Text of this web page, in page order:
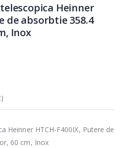
Heinner
de absorbtie 358.4
Inox
Heinner HTCH-F400IX, Putere de
60 cm, Inox
Masina de tocat
Mixer vertical
Heinner HHB-